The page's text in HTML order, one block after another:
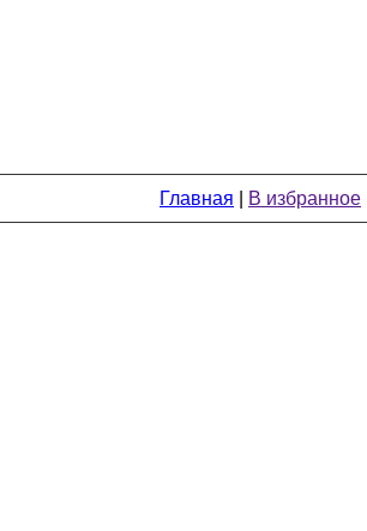
Главная В избранное